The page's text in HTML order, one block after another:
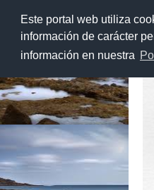
Este portal web utiliza
información de carácter
información en nuestra
al